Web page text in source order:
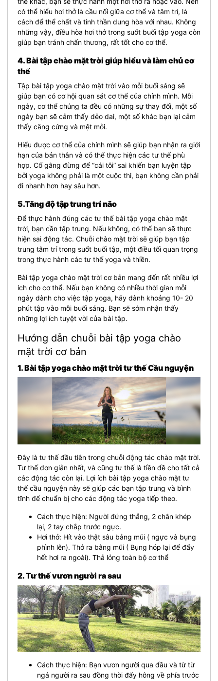
có thể hiểu hơi thở là cầu nối giữa cơ thể và tâm trí, là
cách để thể chất và tinh thần dung hòa với nhau. Không
những vậy, điều hòa hơi thở trong suốt buổi tập yoga còn
giúp bạn tránh chấn thương, rất tốt cho cơ thể.
4. Bài tập chào mặt trời giúp hiểu và làm chủ cơ
thể
Tập bài tập yoga chào mặt trời vào mỗi buổi sáng sẽ
giúp bạn có cơ hội quan sát cơ thể của chính mình. Mỗi
ngày, cơ thể chúng ta đều có những sự thay đổi, một số
ngày bạn sẽ cảm thấy dẻo dai, một số khác bạn lại cảm
thấy căng cứng và mệt mỏi.
Hiểu được cơ thể của chính mình sẽ giúp bạn nhận ra giới
hạn của bản thân và có thể thực hiện các tư thế phù
hợp. Cố gắng đừng để “cái tôi” sai khiến bạn luyện tập
bởi yoga không phải là một cuộc thi, bạn không cần phải
đi nhanh hơn hay sâu hơn.
5.Tăng độ tập trung trí não
Để thực hành đúng các tư thế bài tập yoga chào mặt
trời, bạn cần tập trung. Nếu không, có thể bạn sẽ thực
hiện sai động tác. Chuỗi chào mặt trời sẽ giúp bạn tập
trung tâm trí trong suốt buổi tập, một điều tối quan trọng
trong thực hành các tư thế yoga và thiền.
Bài tập yoga chào mặt trời cơ bản mang đến rất nhiều lợi
ích cho cơ thể. Nếu bạn không có nhiều thời gian mỗi
ngày dành cho việc tập yoga, hãy dành khoảng 10- 20
phút tập vào mỗi buổi sáng. Bạn sẽ sớm nhận thấy
những lợi ích tuyệt vời của bài tập.
Hướng dẫn chuỗi bài tập yoga chào
mặt trời cơ bản
1. Bài tập yoga chào mặt trời tư thế Cầu nguyện
Đây là tư thế đầu tiên trong chuỗi động tác chào mặt trời.
Tư thế đơn giản nhất, và cũng tư thế là tiền đề cho tất cả
các động tác còn lại. Lợi ích bài tập yoga chào mặt tư
thế cầu nguyện này sẽ giúp các bạn tập trung và bình
tĩnh để chuẩn bị cho các động tác yoga tiếp theo.
Cách thực hiện: Người đứng thẳng, 2 chân khép
lại, 2 tay chắp trước ngực.
Hơi thở: Hít vào thật sâu bằng mũi ( ngực và bụng
phình lên). Thở ra bằng mũi ( Bụng hóp lại để đẩy
hết hơi ra ngoài). Thả lỏng toàn bộ cơ thể
2. Tư thế vươn người ra sau
Cách thực hiện: Bạn vươn người qua đầu và từ từ
ngả người ra sau đồng thời đẩy hông về phía trước